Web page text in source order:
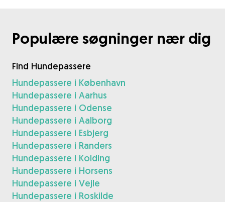
Populære søgninger nær dig
Find Hundepassere
Hundepassere i København
Hundepassere i Aarhus
Hundepassere i Odense
Hundepassere i Aalborg
Hundepassere i Esbjerg
Hundepassere i Randers
Hundepassere i Kolding
Hundepassere i Horsens
Hundepassere i Vejle
Hundepassere i Roskilde